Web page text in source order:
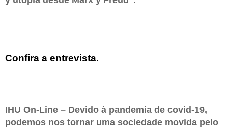
Confira a entrevista.
IHU On-Line – Devido à pandemia de covid-19,
podemos nos tornar uma sociedade movida pelo